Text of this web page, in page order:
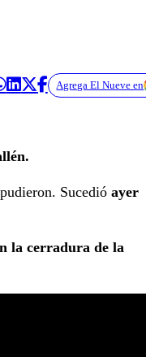
Agrega El Nueve en
Sucedió ayer
la cerradura de la